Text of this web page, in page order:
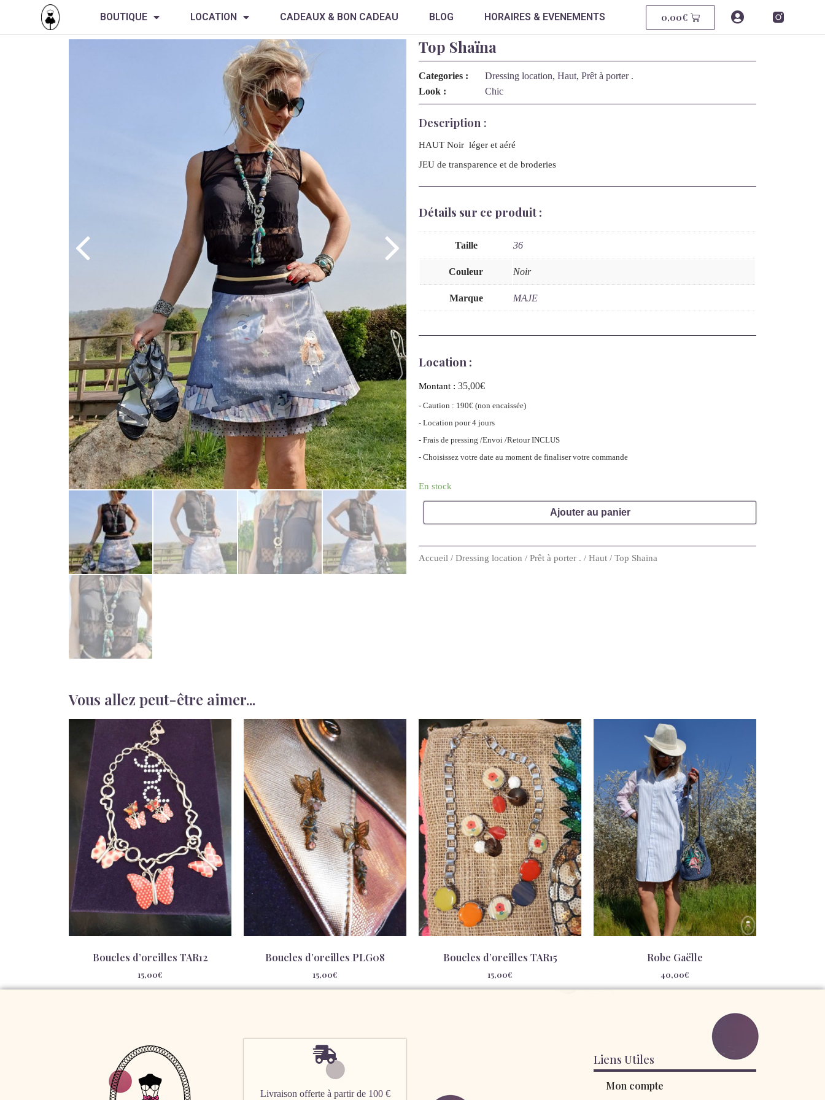
BOUTIQUE LOCATION CADEAUX & BON CADEAU BLOG HORAIRES & EVENEMENTS 0,00€
Top Shaïna
Categories : Dressing location, Haut, Prêt à porter .
Look :
Chic
Description :
HAUT Noir léger et aéré
JEU de transparence et de broderies
Détails sur ce produit :
Taille 36
Couleur Noir
Marque MAJE
Location :
Montant : 35,00€
- Caution : 190€ (non encaissée)
- Location pour 4 jours
- Frais de pressing /Envoi /Retour INCLUS
- Choisissez votre date au moment de finaliser votre commande
En stock
Ajouter au panier
Accueil / Dressing location / Prêt à porter . / Haut / Top Shaïna
Vous allez peut-être aimer...
Boucles d’oreilles TAR12
15,00€
Boucles d’oreilles PLG08
15,00€
Boucles d’oreilles TAR15
15,00€
Robe Gaëlle
40,00€
Livraison offerte à partir de 100 €
Liens Utiles
Mon compte